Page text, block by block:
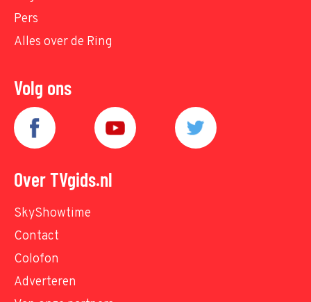
Pers
Alles over de Ring
Volg ons
Over TVgids.nl
SkyShowtime
Contact
Colofon
Adverteren